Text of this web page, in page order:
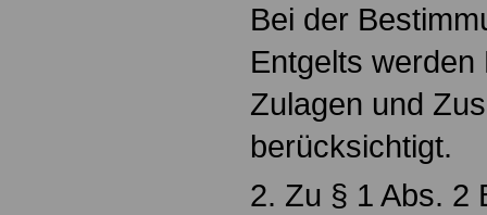
Bei der
Entgelts
Zulagen und
berücksichtigt.
2. Zu § 1 Abs. 2